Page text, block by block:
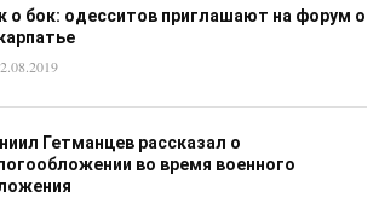
о бок: одесситов приглашают на форум о
Гетманцев рассказал о
во время военного